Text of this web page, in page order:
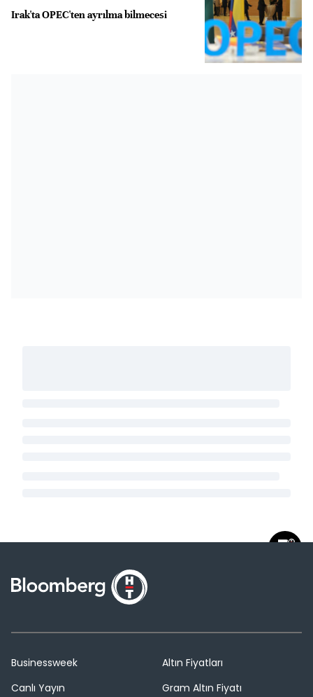
Irak'ta OPEC'ten ayrılma bilmecesi
Businessweek
Canlı Yayın
Altın Fiyatları
Gram Altın Fiyatı